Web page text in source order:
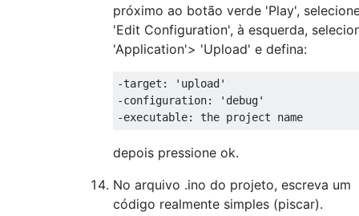
próximo ao botão verde 'Play',
'Edit Configuration', à esquerda,
'Application'> 'Upload' e defina:
-target: 'upload'
-configuration: 'debug'
depois pressione ok.
No arquivo .ino do projeto, escreva um
código realmente simples (piscar).